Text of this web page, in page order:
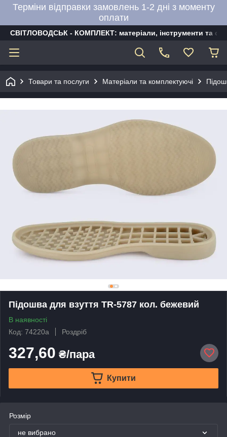
Терміни відправки замовлень 1-2 дні з моменту
оплати
СВІТЛОВОДСЬК - КОМПЛЕКТ: матеріали, інструменти та
Товари та послуги Матеріали та комплектуючі
Підошва для взуття TR-5787 кол. бежевий
В наявності
Код: 74220а
Роздріб
327,60 ₴/пара
Купити
Розмір
не вибрано